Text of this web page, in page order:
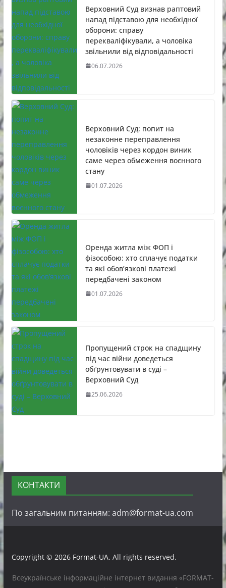
Верховний Суд визнав раптовий
напад підставою для необхідної
оборони: справу
перекваліфікували, а чоловіка
звільнили від відповідальності
06.07.2026
Верховний Суд: попит на
незаконне переправлення
чоловіків через кордон виник
саме через обмеження воєнного
стану
01.07.2026
Оренда житла між ФОП і
фізособою: хто сплачує податки
та які обов’язкові платежі
передбачені законом
01.07.2026
Пропущений строк на спадщину
під час війни доведеться
обґрунтовувати в суді –
Верховний Суд
25.06.2026
КОНТАКТИ
По загальним питанням: adm@format-ua.com
Copyright © 2026 Format-UA. All rights reserved.
Всеукраїнське інформаційне інтернет видання «FORMAT-